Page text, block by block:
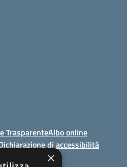
TrasparenteAlbo online
di accessibilità
×